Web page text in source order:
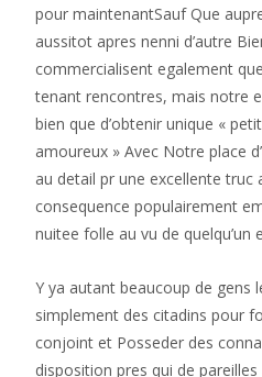
pour maintenantSauf Que
aussitot apres nenni d’autre
commercialisent egalement
tenant rencontres, mais notre
bien que d’obtenir unique «
amoureux » Avec Notre place
au detail pr une excellente truc
consequence populairement
nuitee folle au vu de quelqu’un
Y ya autant beaucoup de gens
simplement des citadins pour
conjoint et Posseder des
disposition pres qui de